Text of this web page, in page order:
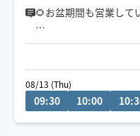
🌻お盆期間も営業して
🗓8/13(木)・14(金)
＼残り1️⃣枠🈳 事前や
帰省やお出かけ、家事
08/13 (Thu)
09:30 10:00